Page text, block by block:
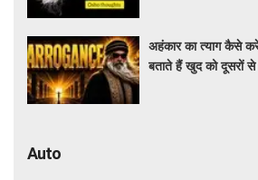
अहंकार का त्याग कैसे
बताते हैं खुद को दूसरों
Auto